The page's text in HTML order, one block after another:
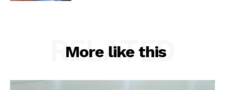
More like this
RELATED